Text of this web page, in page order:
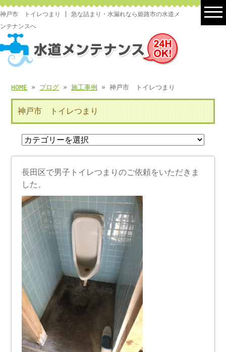
神戸市 トイレつまり | 急な詰まり・水漏れなら姫路市の水道メ
ンテナンスへ
HOME » ブログ »施工事例 » 神戸市 トイレつまり
神戸市 トイレつまり
長田区で男子トイレつまりのご依頼をいただきま
した。